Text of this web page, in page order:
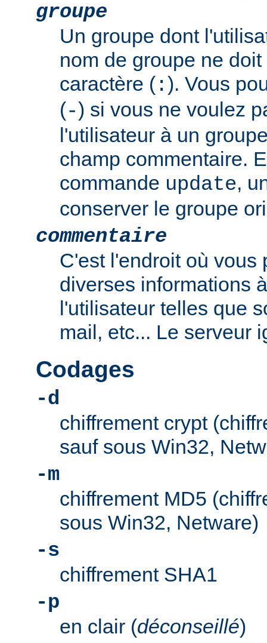
groupe
Un groupe dont
nom de groupe ne
caractère ( :). Vous
(-) si vous ne voulez
l'utilisateur à un
champ commentaire.
commande update,
conserver le groupe
commentaire
C'est l'endroit où vous
diverses informations
l'utilisateur telles que
mail, etc... Le serveur
Codages
-d
chiffrement crypt
sauf sous Win32,
-m
chiffrement MD5
sous Win32, Netware)
-s
chiffrement SHA1
-p
en clair (déconseillé)